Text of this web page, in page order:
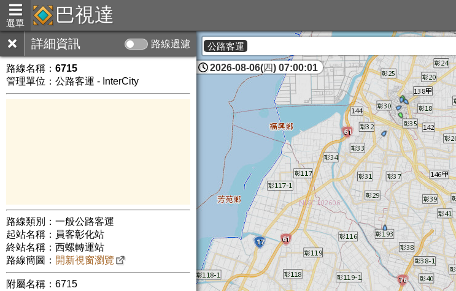
選單 巴視達
詳細資訊 路線過濾
路線名稱： 6715
管理單位：公路客運 - InterCity
路線類別：一般公路客運
起站名稱：員客彰化站
終站名稱：西螺轉運站
路線簡圖： 開新視窗瀏覽
附屬名稱：6715
公路客運
2026-08-06(四) 07:00:02